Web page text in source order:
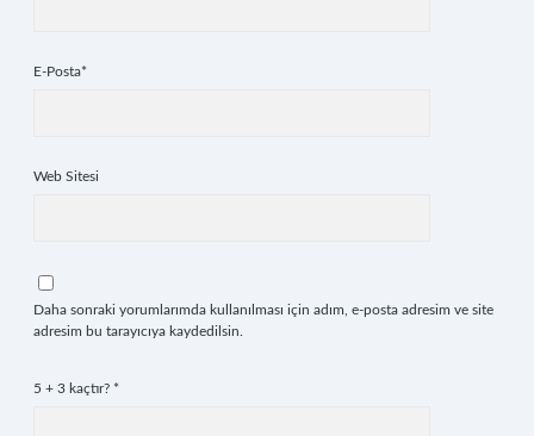
E-Posta*
Web Sitesi
Daha sonraki yorumlarımda kullanılması için adım, e-posta adresim ve site
adresim bu tarayıcıya kaydedilsin.
5 + 3 kaçtır? *